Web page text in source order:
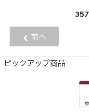
357
前へ
ピックアップ商品